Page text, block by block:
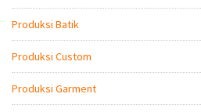
Produksi Batik
Produksi Custom
Produksi Garment